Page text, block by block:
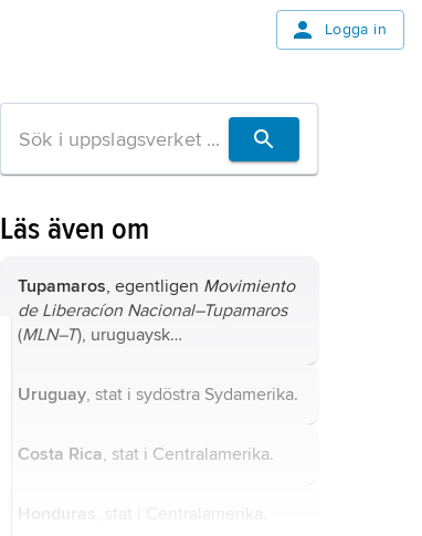
Logga in
Läs även om
Tupamaros, egentligen Movimiento
de Liberacíon Nacional–Tupamaros
(MLN–T), uruguaysk
Uruguay, stat i sydöstra Sydamerika.
Costa Rica, stat i Centralamerika.
Honduras , stat i Centralamerika.